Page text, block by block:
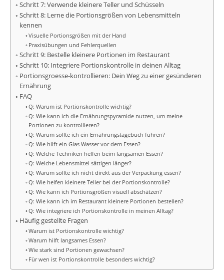
Schritt 7: Verwende kleinere Teller und Schüsseln
Schritt 8: Lerne die Portionsgrößen von Lebensmitteln
kennen
Visuelle Portionsgrößen mit der Hand
Praxisübungen und Fehlerquellen
Schritt 9: Bestelle kleinere Portionen im Restaurant
Schritt 10: Integriere Portionskontrolle in deinen Alltag
Portionsgroesse-kontrollieren: Dein Weg zu einer gesünderen
Ernährung
FAQ
Q: Warum ist Portionskontrolle wichtig?
Q: Wie kann ich die Ernährungspyramide nutzen, um meine
Portionen zu kontrollieren?
Q: Warum sollte ich ein Ernährungstagebuch führen?
Q: Wie hilft ein Glas Wasser vor dem Essen?
Q: Welche Techniken helfen beim langsamen Essen?
Q: Welche Lebensmittel sättigen länger?
Q: Warum sollte ich nicht direkt aus der Verpackung essen?
Q: Wie helfen kleinere Teller bei der Portionskontrolle?
Q: Wie kann ich Portionsgrößen visuell abschätzen?
Q: Wie kann ich im Restaurant kleinere Portionen bestellen?
Q: Wie integriere ich Portionskontrolle in meinen Alltag?
Häufig gestellte Fragen
Warum ist Portionskontrolle wichtig?
Warum hilft langsames Essen?
Wie stark sind Portionen gewachsen?
Für wen ist Portionskontrolle besonders wichtig?